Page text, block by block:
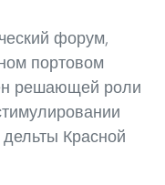
форум,
портовом
решающей роли
дельты Красной